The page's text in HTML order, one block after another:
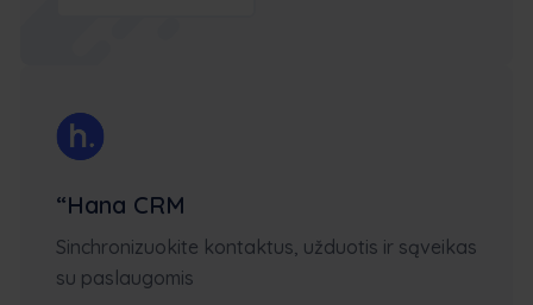
“Hana CRM
Sinchronizuokite kontaktus, užduotis ir sąveikas
su paslaugomis